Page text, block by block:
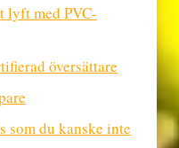
lyft med PVC-
översättare
som du kanske inte